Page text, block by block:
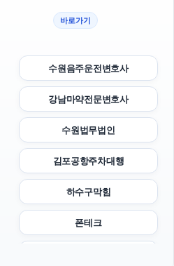
바로가기
수원음주운전변호사
강남마약전문변호사
수원법무법인
김포공항주차대행
하수구막힘
폰테크